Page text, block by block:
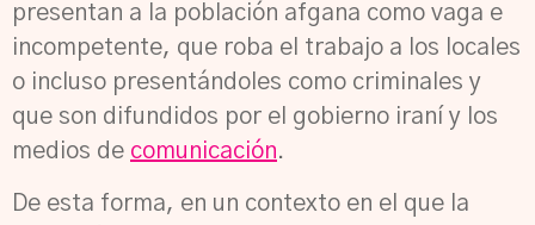
presentan a la población afgana como vaga e
incompetente, que roba el trabajo a los locales
o incluso presentándoles como criminales y
que son difundidos por el gobierno iraní y los
medios de comunicación.
De esta forma, en un contexto en el que la